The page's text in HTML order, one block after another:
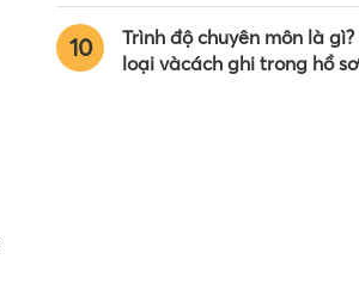
10
Trình độ chuyên môn là
loại vàcách ghi trong hồ